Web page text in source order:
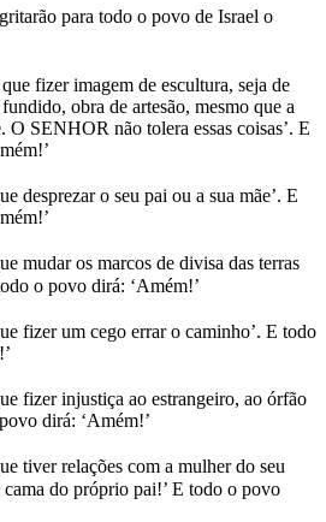
para todo o povo de Israel o
fizer imagem de escultura, seja de
obra de artesão, mesmo que a
O SENHOR não tolera essas coisas’. E
desprezar o seu pai ou a sua mãe’. E
mudar os marcos de divisa das terras
o povo dirá: ‘Amém!’
fizer um cego errar o caminho’. E todo
fizer injustiça ao estrangeiro, ao órfão
dirá: ‘Amém!’
tiver relações com a mulher do seu
cama do próprio pai!’ E todo o povo